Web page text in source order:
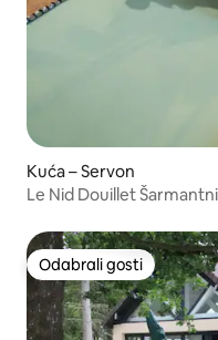
Kuća – Servon
Le Nid Douillet
Odabrali gosti
Odabrali gosti